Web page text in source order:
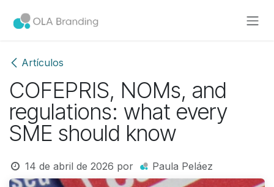
Artículos
COFEPRIS, NOMs, and
regulations: what every
SME should know
14 de abril de 2026 por Paula Peláez